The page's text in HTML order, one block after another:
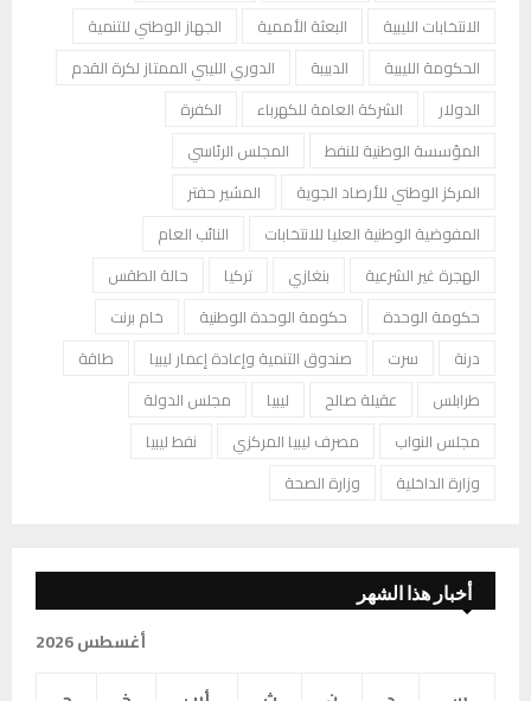
الانتخابات الليبية
البعثة الأممية
الجهاز الوطني للتنمية
الحكومة الليبية
الدبيبة
الدوري الليبي الممتاز لكرة القدم
الدولار
الشركة العامة للكهرباء
الكفرة
المؤسسة الوطنية للنفط
المجلس الرئاسي
المركز الوطني للأرصاد الجوية
المشير حفتر
المفوضية الوطنية العليا للانتخابات
النائب العام
الهجرة غير الشرعية
بنغازي تركيا
حالة الطقس
حكومة الوحدة
حكومة الوحدة الوطنية
خام برنت
درنة
سرت صندوق التنمية وإعادة إعمار ليبيا
طاقة
طرابلس
عقيلة صالح ليبيا
مجلس الدولة
مجلس النواب
مصرف ليبيا المركزي
نفط ليبيا
وزارة الداخلية
وزارة الصحة
أخبار هذا الشهر
أغسطس 2026